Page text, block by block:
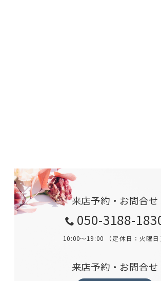
来店予約・お問合せ
050-3188-
10:00～19:00 （定休日：火曜日
来店予約・お問合せ